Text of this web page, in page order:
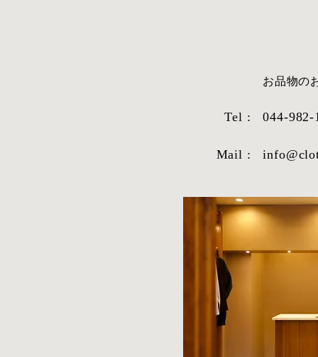
お品物の
Tel : 044-982-
Mail :